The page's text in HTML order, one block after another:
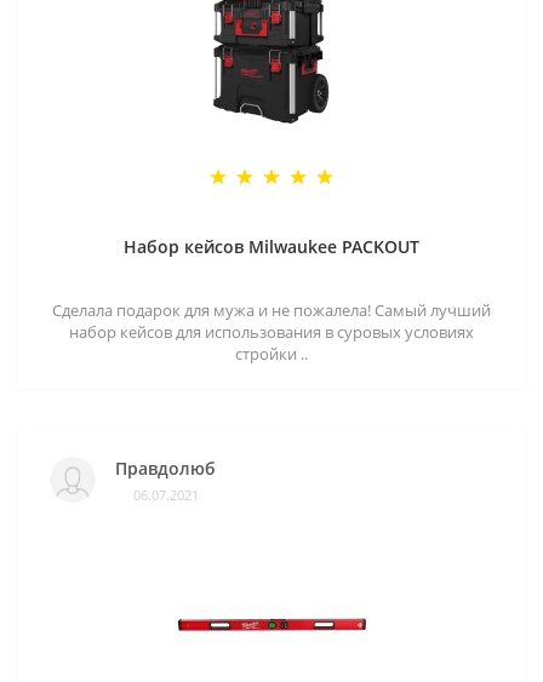
Набор кейсов Milwaukee PACKOUT
Сделала подарок для мужа и не пожалела! Самый лучший
набор кейсов для использования в суровых условиях
стройки ..
Правдолюб
06.07.2021